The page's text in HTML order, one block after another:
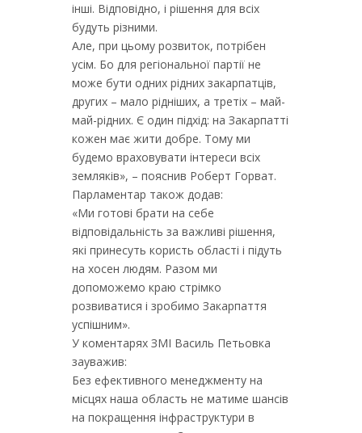
інші. Відповідно, і рішення для всіх
будуть різними.
Але, при цьому розвиток, потрібен
усім. Бо для регіональної партії не
може бути одних рідних закарпатців,
других – мало рідніших, а третіх – май-
май-рідних. Є один підхід: на Закарпатті
кожен має жити добре. Тому ми
будемо враховувати інтереси всіх
земляків», – пояснив Роберт Горват.
Парламентар також додав:
«Ми готові брати на себе
відповідальність за важливі рішення,
які принесуть користь області і підуть
на хосен людям. Разом ми
допоможемо краю стрімко
розвиватися і зробимо Закарпаття
успішним».
У коментарях ЗМІ Василь Петьовка
зауважив:
Без ефективного менеджменту на
місцях наша область не матиме шансів
на покращення інфраструктури в